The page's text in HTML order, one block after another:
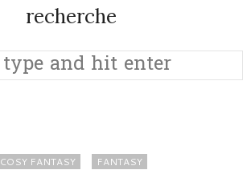
recherche
COSY FANTASY FANTASY